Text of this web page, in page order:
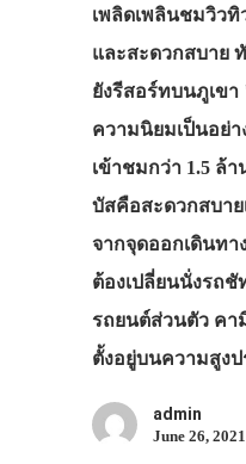
เพลิดเพลินชมวิว
และสะดวกสบาย
ยังรีสอร์ทบนภูเข
ความนิยมเป็นอย่
เข้าชมกว่า 1.5 ล้
บัสคือสะดวกสบา
จากจุดออกเดินทา
ต้องเปลี่ยนนั่งรถ
รถยนต์ส่วนตัว คา
ตั้งอยู่บนความสูง
admin
June 26, 2021